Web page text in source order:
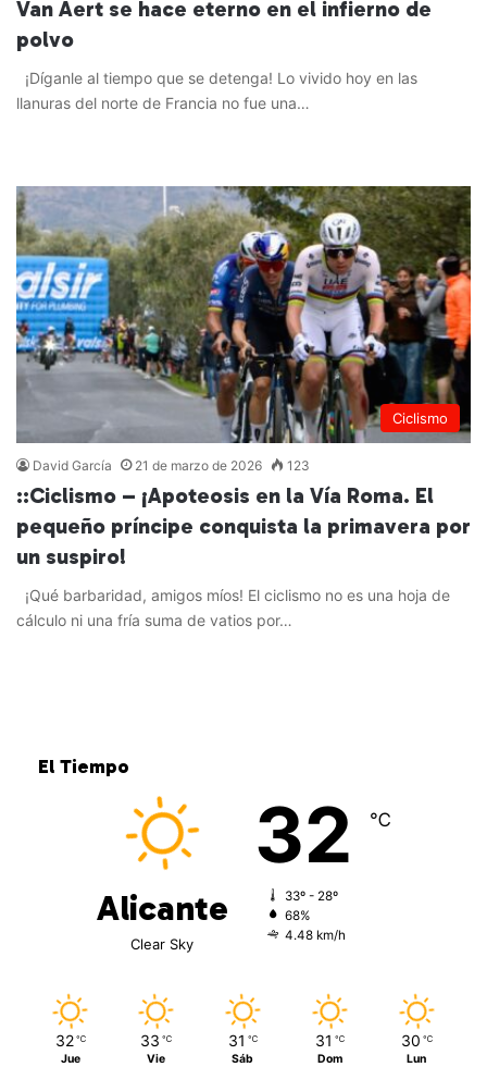
Van Aert se hace eterno en el infierno de
polvo
¡Díganle al tiempo que se detenga! Lo vivido hoy en las
llanuras del norte de Francia no fue una…
Ciclismo
David García 21 de marzo de 2026 123
::Ciclismo – ¡Apoteosis en la Vía Roma. El
pequeño príncipe conquista la primavera por
un suspiro!
¡Qué barbaridad, amigos míos! El ciclismo no es una hoja de
cálculo ni una fría suma de vatios por…
El Tiempo
Alicante
Clear Sky
32 ℃
33º - 28º
68%
4.48 km/h
32 ℃
Jue
33 ℃
Vie
31 ℃
Sáb
31 ℃
Dom
30 ℃
Lun